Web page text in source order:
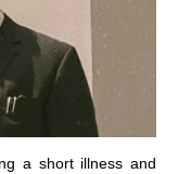
a short illness and
IR PARA A SECÇÃO